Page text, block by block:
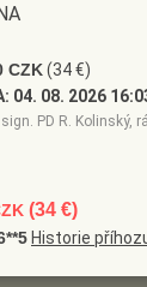
CZK(34 €)
04. 08. 2026
PD R. Kolinský,
(34 €)
Historie